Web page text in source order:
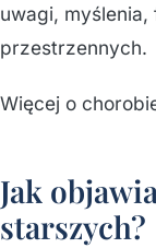
uwagi,
przestrzennych.
Więcej o
Jak
starszych?